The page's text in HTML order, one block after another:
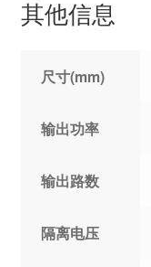
其他信息
尺寸(mm)
输出功率
输出路数
隔离电压